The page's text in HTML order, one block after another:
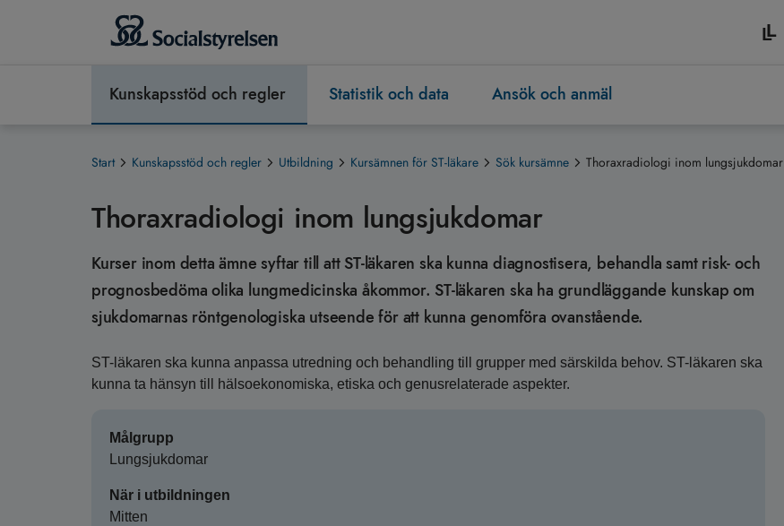
Kunskapsstöd och regler Statistik och data Ansök och anmäl
Start Kunskapsstöd och regler Utbildning Kursämnen för ST-läkare Sök kursämne Thoraxradiologi inom lungsjukdomar
Thoraxradiologi inom lungsjukdomar
Kurser inom detta ämne syftar till att ST-läkaren ska kunna diagnostisera, behandla samt risk- och
prognosbedöma olika lungmedicinska åkommor. ST-läkaren ska ha grundläggande kunskap om
sjukdomarnas röntgenologiska utseende för att kunna genomföra ovanstående.
ST-läkaren ska kunna anpassa utredning och behandling till grupper med särskilda behov. ST-läkaren ska
kunna ta hänsyn till hälsoekonomiska, etiska och genusrelaterade aspekter.
Målgrupp
Lungsjukdomar
När i utbildningen
Mitten